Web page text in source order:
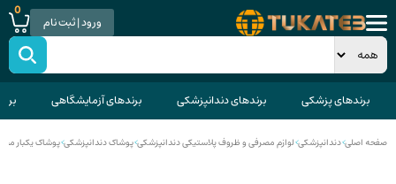
ورود | ثبت نام
0
برندهای پزشکی برندهای دندانپزشکی برندهای آزمایشگاهی
صفحه اصلی>دندانپزشکی>لوازم مصرفی و ظروف پلاستیکی دندانپزشکی>پوشاک دندانپزشکی>پوشاک یکبار